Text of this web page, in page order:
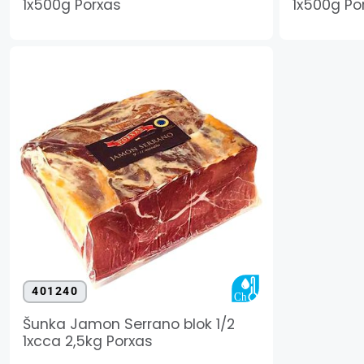
1x500g Porxas 1x500g
401240
Šunka Jamon Serrano blok 1/2
1xcca 2,5kg Porxas